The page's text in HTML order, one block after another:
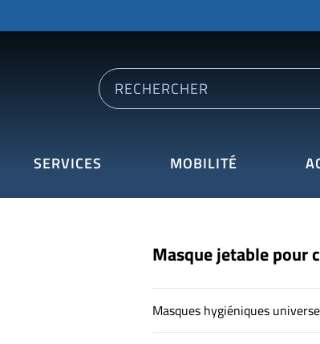
SERVICES MOBILITÉ
Masque jetable pour
Masques hygiéniques